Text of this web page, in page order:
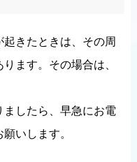
きたときは、その周
ます。その場合は、
したら、早急にお電
いします。